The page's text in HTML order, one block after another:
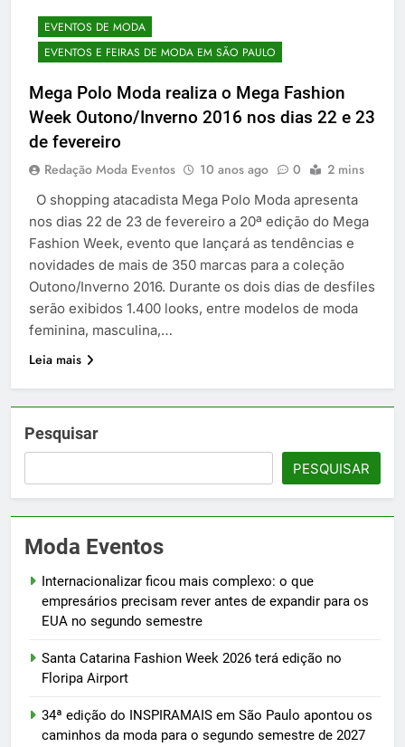
EVENTOS DE MODA
EVENTOS E FEIRAS DE MODA EM SÃO PAULO
Mega Polo Moda realiza o Mega Fashion
Week Outono/Inverno 2016 nos dias 22 e 23
de fevereiro
Redação Moda Eventos 10 anos ago 0 2 mins
O shopping atacadista Mega Polo Moda apresenta
nos dias 22 de 23 de fevereiro a 20ª edição do Mega
Fashion Week, evento que lançará as tendências e
novidades de mais de 350 marcas para a coleção
Outono/Inverno 2016. Durante os dois dias de desfiles
serão exibidos 1.400 looks, entre modelos de moda
feminina, masculina,…
Leia mais
Pesquisar
PESQUISAR
Moda Eventos
Internacionalizar ficou mais complexo: o que
empresários precisam rever antes de expandir para os
EUA no segundo semestre
Santa Catarina Fashion Week 2026 terá edição no
Floripa Airport
34ª edição do INSPIRAMAIS em São Paulo apontou os
caminhos da moda para o segundo semestre de 2027